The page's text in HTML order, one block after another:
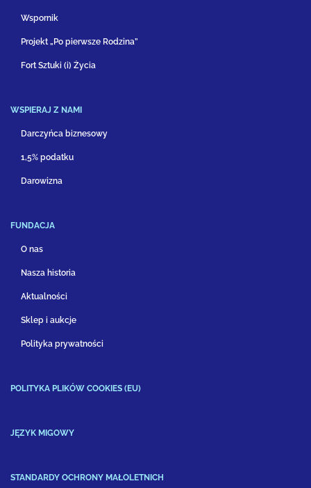
Wspornik
Projekt „Po pierwsze Rodzina”
Fort Sztuki (i) Życia
WSPIERAJ Z NAMI
Darczyńca biznesowy
1,5% podatku
Darowizna
FUNDACJA
O nas
Nasza historia
Aktualności
Sklep i aukcje
Polityka prywatności
POLITYKA PLIKÓW COOKIES (EU)
JĘZYK MIGOWY
STANDARDY OCHRONY MAŁOLETNICH